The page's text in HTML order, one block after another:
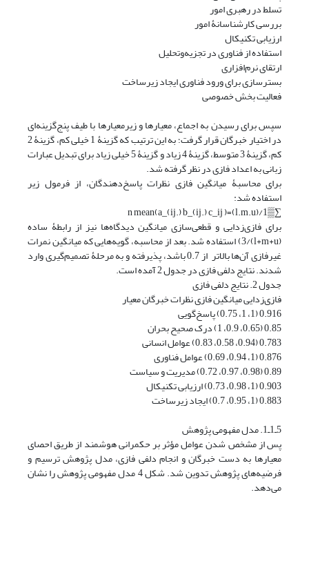
تسلط در رهبری امور
بررسی کارشناسانۀ امور
ارزیابی تکنیکال
استفاده از فناوری در تجزیه‌وتحلیل
ارتقای نرم‌افزاری
بسترسازی برای ورود فناوری ایجاد زیرساخت
فعالیت بخش خصوصی
سپس برای رسیدن به اجماع، معیارها و زیرمعیارها با طیف پنج‌‌گزینه‌ای
در اختیار خبرگان قرار گرفت؛ به این ترتیب که گزینۀ 1 خیلی کم، گزینۀ 2
کم، گزینۀ 3 متوسط، گزینۀ 4 زیاد و گزینۀ 5 خیلی زیاد برای تبدیل عبارات
زبانی به اعداد فازی در نظر گرفته‌ شد.
برای محاسبۀ میانگین فازی نظرات پاسخ‌دهندگان، از فرمول زیر
استفاده شد:
∑▒1/n mean(a_(ij.) b_(ij.) c_ij )=(l.m.u)
برای فازی‌زدایی و قطعی‌سازی میانگین دیدگاه‌ها نیز از رابطۀ ساده
(l+m+u)/3) استفاده شد. بعد از محاسبه، گویه‌هایی که میانگین نمرات
غیرفازی آن‌ها بالاتر از 0.7 باشد، پذیرفته‌ و به مرحلۀ تصمیم‌گیری وارد
شدند. نتایج دلفی فازی در جدول 2 آمده است.
جدول 2. نتایج دلفی فازی
فازی‌زدایی میانگین فازی نظرات خبرگان معیار
0.916 (1، 1، 0.75) پاسخ‌گویی
0.85 (0.65، 0.9، 1) درک صحیح بحران
0.783 (0.94، 0.58، 0.83) عوامل انسانی
0.876 (1، 0.94، 0.69) عوامل فناوری
0.89 (0.98، 0.97، 0.72) مدیریت و سیاست
0.903 (1، 0.98، 0.73) ارزیابی تکنیکال
0.883 (1، 0.95، 0.7) ایجاد زیرساخت
5ـ1ـ1. مدل مفهومی پژوهش
پس از مشخص شدن عوامل مؤثر بر حکمرانی هوشمند از طریق احصای
معیارها به دست خبرگان و انجام دلفی فازی، مدل پژوهش ترسیم و
فرضیه‌های پژوهش تدوین شد. شکل 4 مدل مفهومی پژوهش را نشان
می‌دهد.